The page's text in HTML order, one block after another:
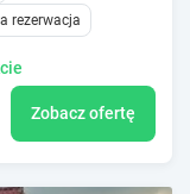
rezerwacja
Zobacz ofertę